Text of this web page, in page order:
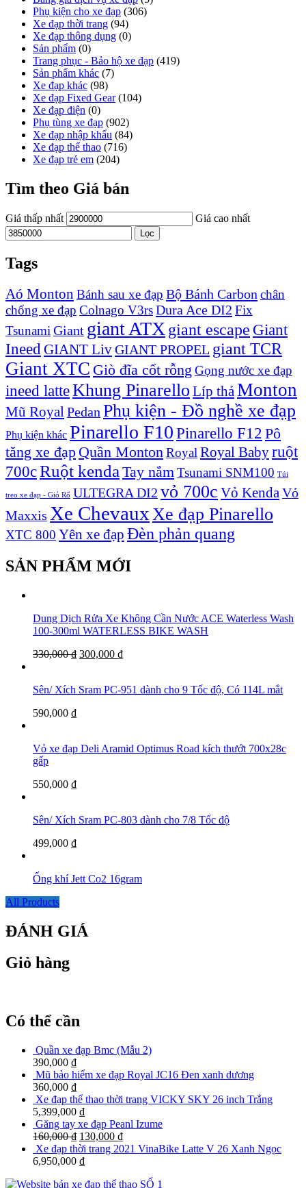
Phụ kiện cho xe đạp (306)
Xe đạp thời trang (94)
Xe đạp thông dụng (0)
Sản phẩm (0)
Trang phục - Bảo hộ xe đạp (419)
Sản phẩm khác (7)
Xe đạp khác (98)
Xe đạp Fixed Gear (104)
Xe đạp điện (0)
Phụ tùng xe đạp (902)
Xe đạp nhập khẩu (84)
Xe đạp thể thao (716)
Xe đạp trẻ em (204)
Tìm theo Giá bán
Giá thấp nhất Giá cao nhất
Lọc
Tags
Aó Monton Bánh sau xe đạp Bộ Bánh Carbon chân
chống xe đạp Colnago V3rsDura Ace DI2 Fix
Tsunami Giant giant ATX giant escape Giant
Ineed GIANT LivGIANT PROPEL giant TCR
Giant XTC Giò đĩa cốt rỗng Gọng nước xe đạp
ineed latteKhung Pinarello Líp thả Monton
Mũ Royal Pedan Phụ kiện - Đồ nghề xe đạp
Phụ kiện khác Pinarello F10Pinarello F12 Pô
tăng xe đạp Quần Monton Royal Royal Babyruột
700cRuột kenda Tay nắm Tsunami SNM100 Túi
treo xe đạp - Giỏ Rổ ULTEGRA DI2 vỏ 700c Vỏ Kenda Vỏ
Maxxis Xe Chevaux Xe đạp Pinarello
XTC 800 Yên xe đạp Đèn phản quang
SẢN PHẨM MỚI
Dung Dịch Rửa Xe Không Cần Nước ACE Waterless Wash
100-300ml WATERLESS BIKE WASH
330,000₫ 300,000 ₫
Sên/ Xích Sram PC-951 dành cho 9 Tốc độ, Có 114L mắt
590,000 ₫
Vỏ xe đạp Deli Aramid Optimus Road kích thướt 700x28c
gấp
550,000 ₫
Sên/ Xích Sram PC-803 dành cho 7/8 Tốc độ
499,000 ₫
Ống khí Jett Co2 16gram
All Products
ĐÁNH GIÁ
Giỏ hàng
Có thể cần
Quần xe đạp Bmc (Mẫu 2)
390,000 ₫
Mũ bảo hiểm xe đạp Royal JC16 Đen xanh dương
360,000 ₫
Xe đạp thể thao thời trang VICKY SKY 26 inch Trắng
5,399,000 ₫
Găng tay xe đạp Peanl Izume
160,000₫ 130,000 ₫
Xe đạp thời trang 2021 VinaBike Latte V 26 Xanh Ngọc
6,950,000 ₫